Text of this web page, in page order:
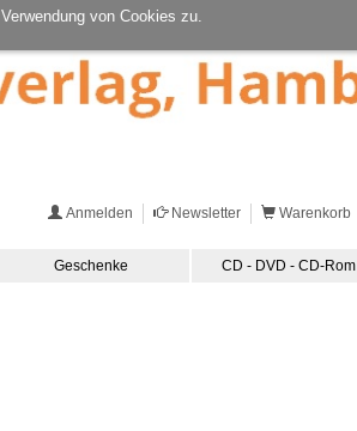
von Cookies zu.
Anmelden Newsletter Warenkorb
Geschenke CD - DVD - CD-Rom